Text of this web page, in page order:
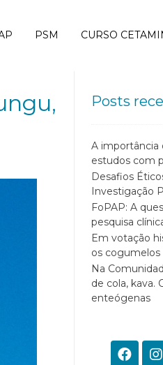
PSM CURSO
Posts
A importância
estudos com
Desafios
Investigação
FoPAP: A
pesquisa
Em votação
os
Na
de cola, kava.
enteógenas